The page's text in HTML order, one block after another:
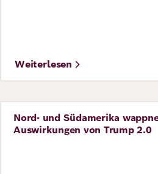
Weiterlesen
Perspective
Nord- und Südamerika
Auswirkungen von Trump 2.0